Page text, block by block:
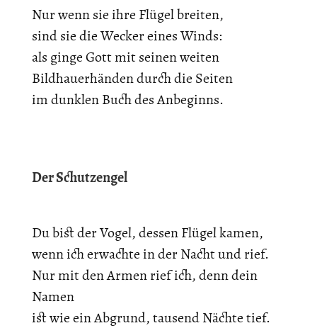
Nur wenn sie ihre Flügel breiten,
sind sie die Wecker eines Winds:
als ginge Gott mit seinen weiten
Bildhauerhänden durch die Seiten
im dunklen Buch des Anbeginns.
Der Schutzengel
Du bist der Vogel, dessen Flügel kamen,
wenn ich erwachte in der Nacht und rief.
Nur mit den Armen rief ich, denn dein
Namen
ist wie ein Abgrund, tausend Nächte tief.